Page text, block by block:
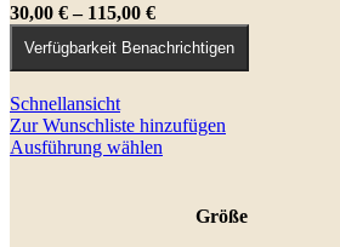
werden
30,00 € – 115,00 €Preisspanne:
bis
115,00 €
Verfügbarkeit Benachrichtigen
Schnellansicht
Zur Wunschliste hinzufügen
Ausführung wählen
mehrereGröße